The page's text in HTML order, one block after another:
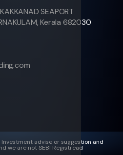
SEAPORT
Kerala 682030
advise or suggestion and
we are not SEBI Registread